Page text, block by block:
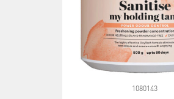
1080143